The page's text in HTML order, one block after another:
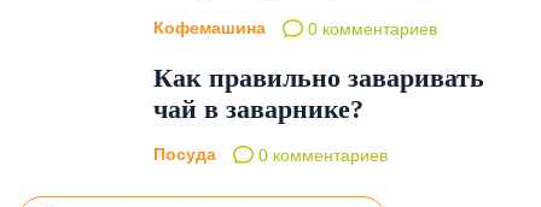
Кофемашина 0 комментариев
Как правильно заваривать
чай в заварнике?
Посуда 0 комментариев